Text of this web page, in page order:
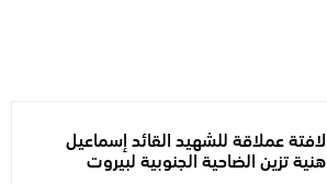
لافتة عملاقة للشهيد القائد إسماعيل
هنية تزين الضاحية الجنوبية لبيروت